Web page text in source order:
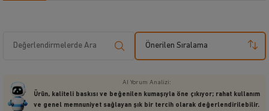
Önerilen Sıralama
AI Yorum Analizi:
Ürün, kaliteli baskısı ve beğenilen kumaşıyla öne çıkıyor; rahat kullanım
ve genel memnuniyet sağlayan şık bir tercih olarak değerlendirilebilir.